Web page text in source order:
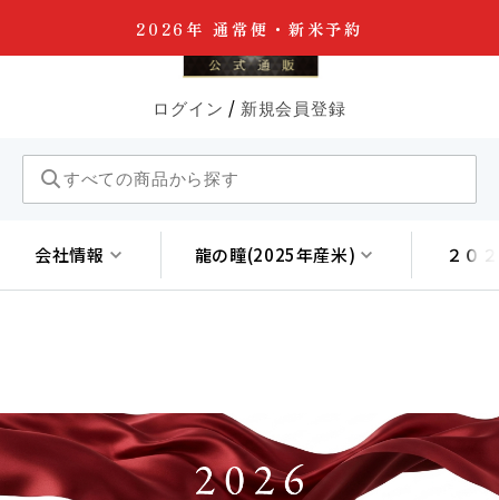
ログイン / 新規会員登録
会社情報 龍の瞳(2025年産米) ２０
2026年 通常便・新米予約